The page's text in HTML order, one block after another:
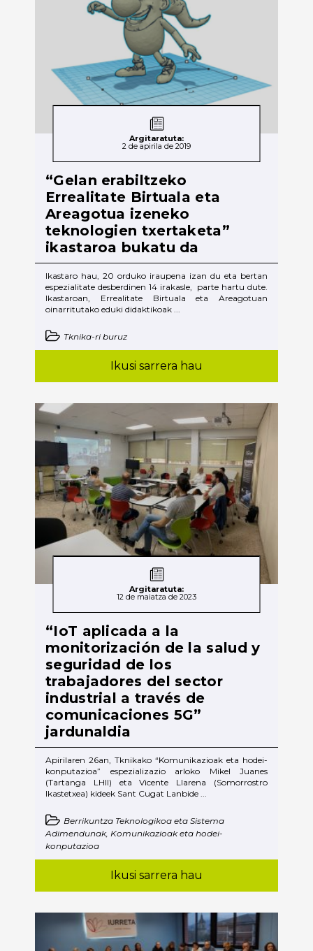
Argitaratuta:
2 de apirila de 2019
“Gelan erabiltzeko
Errealitate Birtuala eta
Areagotua izeneko
teknologien txertaketa”
ikastaroa bukatu da
Ikastaro hau, 20 orduko iraupena izan du eta bertan
espezialitate desberdinen 14 irakasle, parte hartu dute.
Ikastaroan, Errealitate Birtuala eta Areagotuan
oinarritutako eduki didaktikoak ...
Tknika-ri buruz
Ikusi sarrera hau
Argitaratuta:
12 de maiatza de 2023
“IoT aplicada a la
monitorización de la salud y
seguridad de los
trabajadores del sector
industrial a través de
comunicaciones 5G”
jardunaldia
Apirilaren 26an, Tknikako “Komunikazioak eta hodei-
konputazioa” espezializazio arloko Mikel Juanes
(Tartanga LHII) eta Vicente Llarena (Somorrostro
Ikastetxea) kideek Sant Cugat Lanbide ...
Berrikuntza Teknologikoa eta Sistema
Adimendunak, Komunikazioak eta hodei-
konputazioa
Ikusi sarrera hau